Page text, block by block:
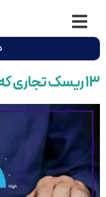
۱۳ ریسک تجاری که شرکت‌ها باید مدیریت کنند